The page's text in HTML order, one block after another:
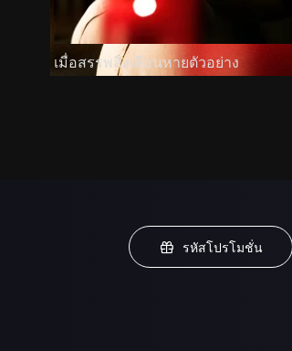
เมื่อสรรพสิ่งเลือนหายตัวอย่าง
รหัสโปรโมชั่น